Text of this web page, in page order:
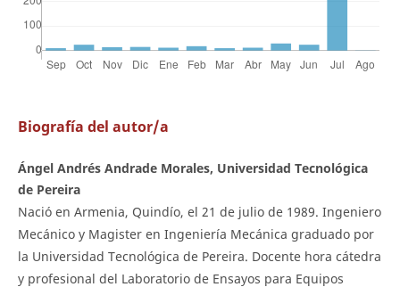
Biografía del autor/a
Ángel Andrés Andrade Morales, Universidad Tecnológica
de Pereira
Nació en Armenia, Quindío, el 21 de julio de 1989. Ingeniero
Mecánico y Magister en Ingeniería Mecánica graduado por
la Universidad Tecnológica de Pereira. Docente hora cátedra
y profesional del Laboratorio de Ensayos para Equipos